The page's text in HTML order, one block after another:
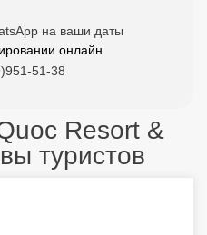
на ваши даты
онлайн
51-38
Resort &
туристов